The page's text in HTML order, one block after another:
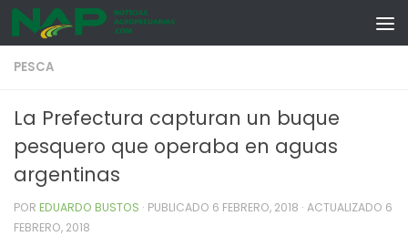
Skip to content
PESCA
La Prefectura capturan un buque
pesquero que operaba en aguas
argentinas
POR EDUARDO BUSTOS · PUBLICADO 6 FEBRERO, 2018 · ACTUALIZADO 6
FEBRERO, 2018